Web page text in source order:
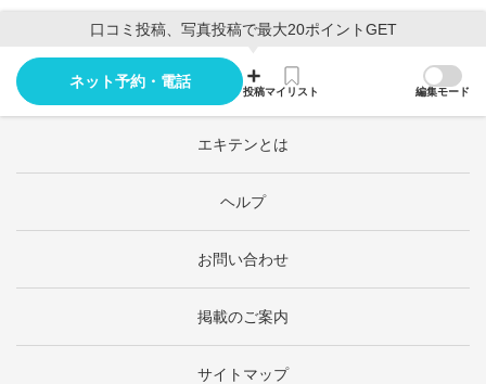
口コミ投稿、写真投稿で最大20ポイントGET
ネット予約・電話
投稿マイリスト 編集モード
エキテンとは
ヘルプ
お問い合わせ
掲載のご案内
サイトマップ